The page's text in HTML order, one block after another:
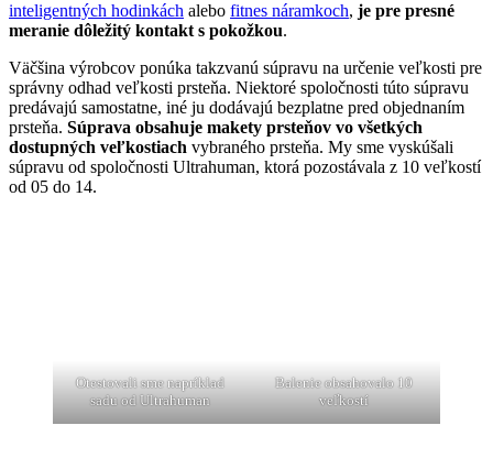
inteligentných hodinkách alebo fitnes náramkoch, je pre presné
meranie dôležitý kontakt s pokožkou.
Väčšina výrobcov ponúka takzvanú súpravu na určenie veľkosti pre
správny odhad veľkosti prsteňa. Niektoré spoločnosti túto súpravu
predávajú samostatne, iné ju dodávajú bezplatne pred objednaním
prsteňa. Súprava obsahuje makety prsteňov vo všetkých
dostupných veľkostiach vybraného prsteňa. My sme vyskúšali
súpravu od spoločnosti Ultrahuman, ktorá pozostávala z 10 veľkostí
od 05 do 14.
Otestovali sme napríklad
sadu od Ultrahuman
Balenie obsahovalo 10
veľkostí